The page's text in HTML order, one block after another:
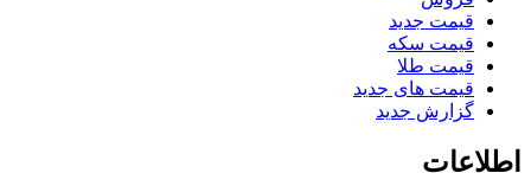
قیمت جدید
قیمت سکه
قیمت طلا
قیمت های جدید
گزارش جدید
اطلاعات